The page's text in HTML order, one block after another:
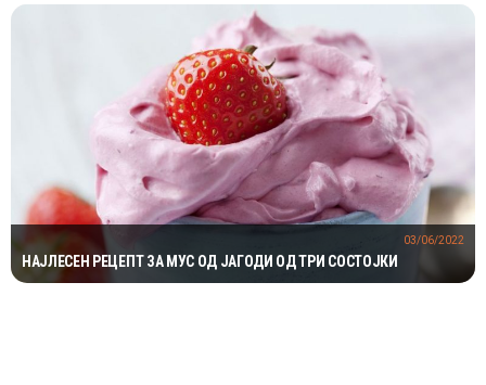
НАЈЛЕСЕН РЕЦЕПТ ЗА МУС ОД ЈАГОДИ ОД ТРИ СОСТОЈКИ
03/06/2022